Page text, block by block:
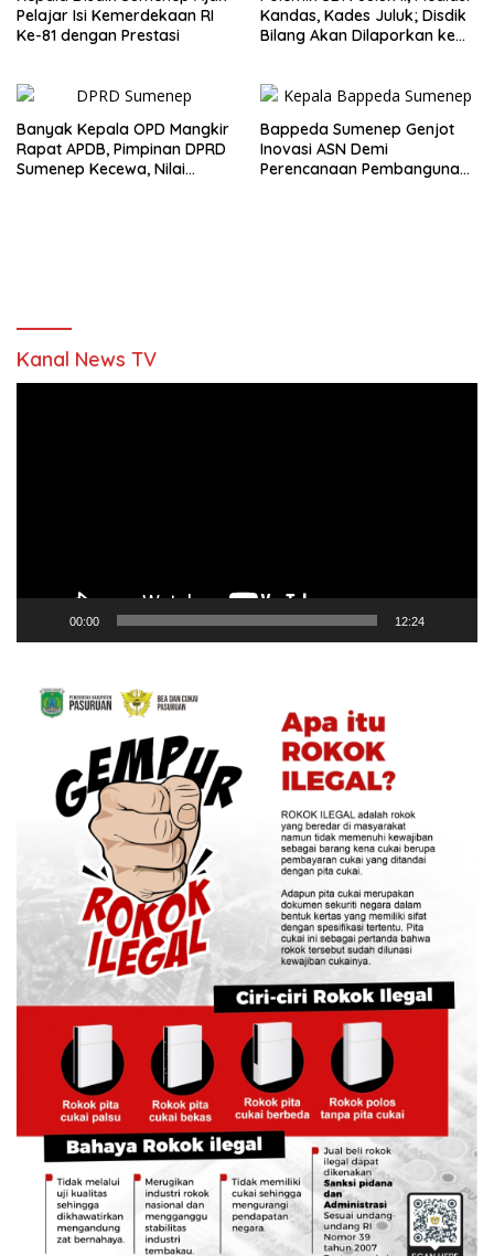
Pelajar Isi Kemerdekaan RI
Ke-81 dengan Prestasi
Kandas, Kades Juluk; Disdik
Bilang Akan Dilaporkan ke
Banyak Kepala OPD Mangkir
Rapat APDB, Pimpinan DPRD
Sumenep Kecewa, Nilai
Bappeda Sumenep Genjot
Inovasi ASN Demi
Perencanaan Pembangunan
Kanal News TV
00:00 12:24